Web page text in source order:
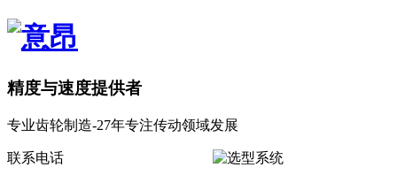
精度与速度提供者
专业齿轮制造-27年专注传动领域发展
联系电话